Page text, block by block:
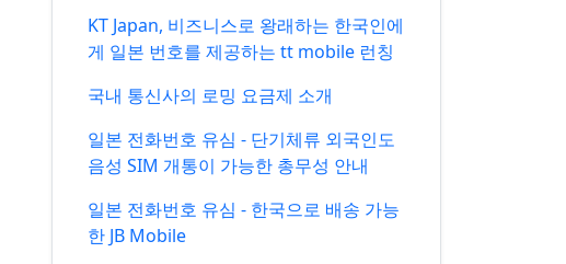
KT Japan, 비즈니스로 왕래하는 한국인에
게 일본 번호를 제공하는 tt mobile 런칭
국내 통신사의 로밍 요금제 소개
일본 전화번호 유심 - 단기체류 외국인도
음성 SIM 개통이 가능한 총무성 안내
일본 전화번호 유심 - 한국으로 배송 가능
한 JB Mobile